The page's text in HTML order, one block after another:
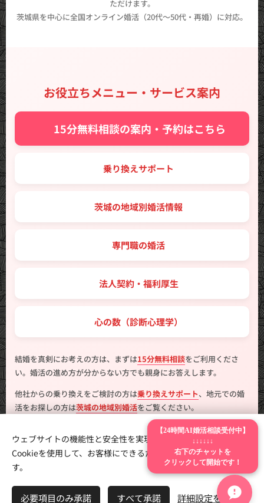
ただけます。
茨城県を中心に全国オンライン婚活（20代〜50代・再婚）に対応。
お役立ちメニュー・サービス案内
✨ 15分無料相談の案内・予約はこちら
🔑 乗り換えサポート
🗾 茨城の地域別婚活情報
💼 専門職の婚活
🤝 法人契約・福利厚生
💖 心の数（診断心理学）
結婚を真剣にお考えの方は、まずは15分無料相談をご利用くださ
い。婚活の進め方が分からない方でも親身にお答えします。
他社からの乗り換えをご検討の方は乗り換えサポート、地元での婚
活をお探しの方は茨城の地域別婚活をご覧ください。
はんこ広場つくば二の宮店 Cookie
言語
ウェブサイトの機能性と安全性を実現するため、Webnodeは
Cookieを使用して、お客様にできるだけ最高の体験を提供しま
す。
必要項目のみ承諾 すべて承諾 詳細設定を開く
【24時間AI婚活相談受付中】
↓↓↓↓↓↓
右下のチャットを
クリックして開始です！